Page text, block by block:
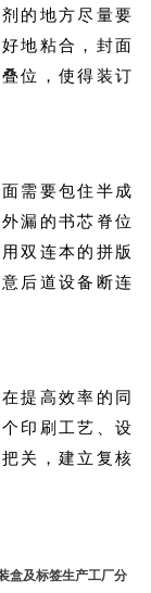
的地方尽量要
地粘合，封面
位，使得装订
需要包住半成
漏的书芯脊位
双连本的拼版
后道设备断连
提高效率的同
印刷工艺、设
关，建立复核
分